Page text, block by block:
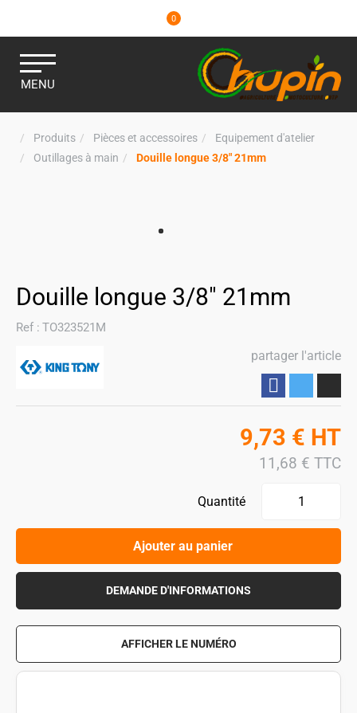
0
MENU
Produits Pièces et accessoires
Equipement d'atelier
Outillages à main
Douille longue 3/8" 21mm
Douille longue 3/8" 21mm
Ref : TO323521M
partager l'article
9,73 € HT
11,68 € TTC
Quantité
Ajouter au panier
DEMANDE D'INFORMATIONS
AFFICHER LE NUMÉRO